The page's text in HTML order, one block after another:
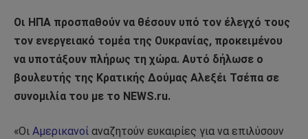
Οι ΗΠΑ προσπαθούν να θέσουν υπό τον έλεγχό τους
τον ενεργειακό τομέα της Ουκρανίας, προκειμένου
να υποτάξουν πλήρως τη χώρα. Αυτό δήλωσε ο
βουλευτής της Κρατικής Δούμας Αλεξέι Τσέπα σε
συνομιλία του με το NEWS.ru.
«Οι Αμερικανοί αναζητούν ευκαιρίες για να επιλύσουν